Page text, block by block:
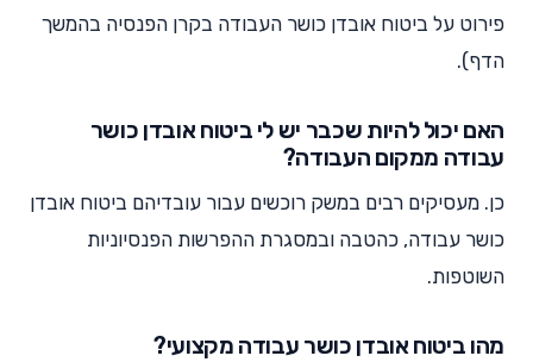
פירוט על ביטוח אובדן כושר העבודה בקרן הפנסיה בהמשך
הדף).
האם יכול להיות שכבר יש לי ביטוח אובדן כושר
עבודה ממקום העבודה?
כן. מעסיקים רבים במשק רוכשים עבור עובדיהם ביטוח אובדן
כושר עבודה, כהטבה ובמסגרת ההפרשות הפנסיוניות
השוטפות.
מהו ביטוח אובדן כושר עבודה מקצועי?